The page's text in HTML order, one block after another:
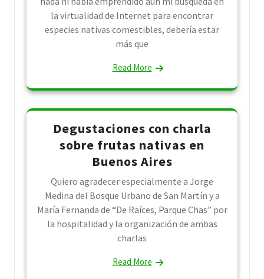
la virtualidad de Internet para encontrar
especies nativas comestibles, debería estar
más que
Read More
Degustaciones con charla
sobre frutas nativas en
Buenos Aires
Quiero agradecer especialmente a Jorge
Medina del Bosque Urbano de San Martín y a
María Fernanda de “De Raíces, Parque Chas” por
la hospitalidad y la organización de ambas
charlas
Read More